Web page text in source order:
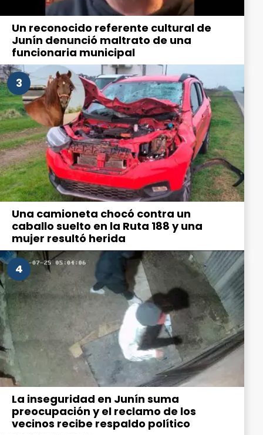
Un reconocido referente cultural de
Junín denunció maltrato de una
funcionaria municipal
3
Una camioneta chocó contra un
caballo suelto en la Ruta 188 y una
mujer resultó herida
4
La inseguridad en Junín suma
preocupación y el reclamo de los
vecinos recibe respaldo político